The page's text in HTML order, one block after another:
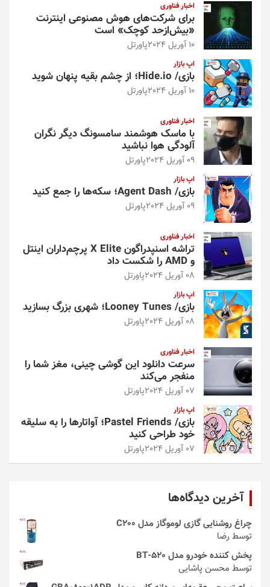
اخبار فناوری
برای شرکت‌های هوش مصنوعی اینترنت
«بیش‌از‌حد کوچک» است
10 آوریل 2024 پاورتل
اپ بازار
بازی/ Hide.io؛ از چشم بقیه پنهان شوید
10 آوریل 2024 پاورتل
اخبار فناوری
با ماسک هوشمند سامسونگ دیگر نگران
آلودگی هوا نباشید
09 آوریل 2024 پاورتل
اپ بازار
بازی/ Agent Dash؛ سکه‌ها را جمع کنید
09 آوریل 2024 پاورتل
اخبار فناوری
تراشه اسنپدراگون X Elite پرچم‌داران اینتل
و AMD را شکست داد
08 آوریل 2024 پاورتل
اپ بازار
بازی/ Looney Tunes؛ شهری بزرگ بسازید
08 آوریل 2024 پاورتل
اخبار فناوری
سرعت دانلود این گوشی چینی، مغز شما را
منفجر می‌کند
07 آوریل 2024 پاورتل
اپ بازار
بازی/ Pastel Friends؛ آواتارها را به سلیقه
خود طراحی کنید
07 آوریل 2024 پاورتل
آخرین دیدگاه‌ها
چراغ روشنایی گازی لوموگاز مدل C200
توسط رضا
پخش کننده خودرو مدل 520-BT
توسط محسن پاشایی